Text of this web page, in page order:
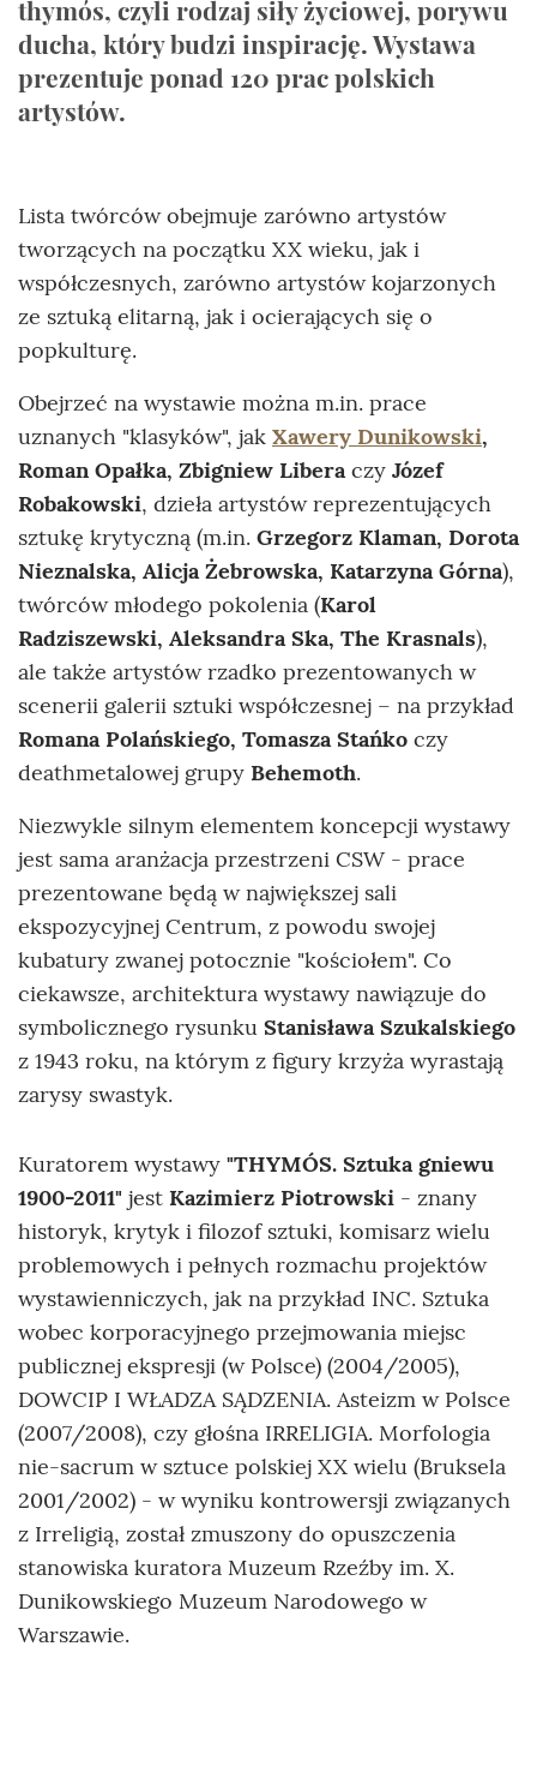
thymós, czyli rodzaj siły życiowej, porywu
ducha, który budzi inspirację. Wystawa
prezentuje ponad 120 prac polskich
artystów.
Lista twórców obejmuje zarówno artystów
tworzących na początku XX wieku, jak i
współczesnych, zarówno artystów kojarzonych
ze sztuką elitarną, jak i ocierających się o
popkulturę.
Obejrzeć na wystawie można m.in. prace
uznanych "klasyków", jak Xawery Dunikowski,
Roman Opałka, Zbigniew Liberaczy Józef
Robakowski, dzieła artystów reprezentujących
sztukę krytyczną (m.in. Grzegorz Klaman, Dorota
Nieznalska, Alicja Żebrowska, Katarzyna Górna),
twórców młodego pokolenia (Karol
Radziszewski, Aleksandra Ska, The Krasnals),
ale także artystów rzadko prezentowanych w
scenerii galerii sztuki współczesnej – na przykład
Romana Polańskiego, Tomasza Stańko czy
deathmetalowej grupy Behemoth.
Niezwykle silnym elementem koncepcji wystawy
jest sama aranżacja przestrzeni CSW - prace
prezentowane będą w największej sali
ekspozycyjnej Centrum, z powodu swojej
kubatury zwanej potocznie "kościołem". Co
ciekawsze, architektura wystawy nawiązuje do
symbolicznego rysunku Stanisława Szukalskiego
z 1943 roku, na którym z figury krzyża wyrastają
zarysy swastyk.
Kuratorem wystawy "THYMÓS. Sztuka gniewu
1900-2011" jest Kazimierz Piotrowski - znany
historyk, krytyk i filozof sztuki, komisarz wielu
problemowych i pełnych rozmachu projektów
wystawienniczych, jak na przykład INC. Sztuka
wobec korporacyjnego przejmowania miejsc
publicznej ekspresji (w Polsce) (2004/2005),
DOWCIP I WŁADZA SĄDZENIA. Asteizm w Polsce
(2007/2008), czy głośna IRRELIGIA. Morfologia
nie-sacrum w sztuce polskiej XX wielu (Bruksela
2001/2002) - w wyniku kontrowersji związanych
z Irreligią, został zmuszony do opuszczenia
stanowiska kuratora Muzeum Rzeźby im. X.
Dunikowskiego Muzeum Narodowego w
Warszawie.